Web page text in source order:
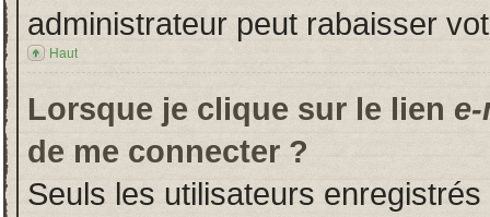
administrateur peut rabaisser
Haut
Lorsque je clique sur le lien
de me connecter ?
Seuls les utilisateurs